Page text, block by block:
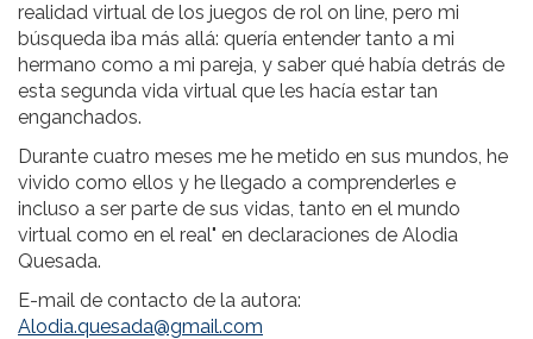
realidad virtual de los juegos de rol on line, pero mi
búsqueda iba más allá: quería entender tanto a mi
hermano como a mi pareja, y saber qué había detrás de
esta segunda vida virtual que les hacía estar tan
enganchados.
Durante cuatro meses me he metido en sus mundos, he
vivido como ellos y he llegado a comprenderles e
incluso a ser parte de sus vidas, tanto en el mundo
virtual como en el real" en declaraciones de Alodia
Quesada.
E-mail de contacto de la autora:
Alodia.quesada@gmail.com